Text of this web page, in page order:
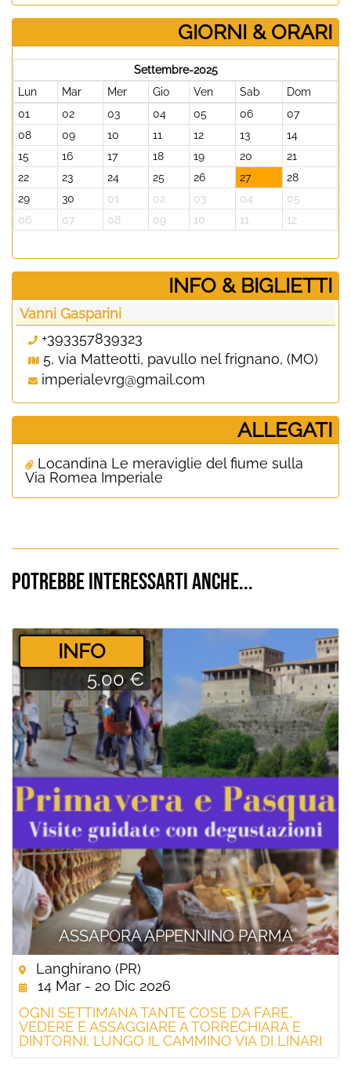
GIORNI & ORARI
Settembre-2025
Lun
Mar Mer Gio Ven Sab
Dom
01
02 03 04 05 06
07
08
09 10 11 12 13
14
15
16 17 18 19 20
21
22
23 24 25 26 27
28
29
30 01 02 03 04
05
06
07 08 09 10 11 12
­INFO & BIGLIETTI
Vanni Gasparini
+393357839323
5, via Matteotti, pavullo nel frignano, (MO)
imperialevrg@gmail.com
ALLEGATI
Locandina Le meraviglie del fiume sulla
Via Romea Imperiale
Potrebbe interessarti anche...
ASSAPORA APPENNINO PARMA
­INFO
5.00 €
Langhirano (PR)
14 Mar - 20 Dic 2026
OGNI SETTIMANA TANTE COSE DA FARE,
VEDERE E ASSAGGIARE A TORRECHIARA E
DINTORNI, LUNGO IL CAMMINO VIA DI LINARI